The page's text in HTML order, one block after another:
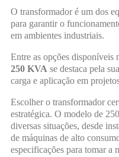
O transformador é um dos
para garantir o
em ambientes industriais.
Entre as opções disponíveis
250 KVA se destaca pela
carga e aplicação em
Escolher o transformador
estratégica. O modelo de
diversas situações, desde
de máquinas de alto
especificações para tomar a